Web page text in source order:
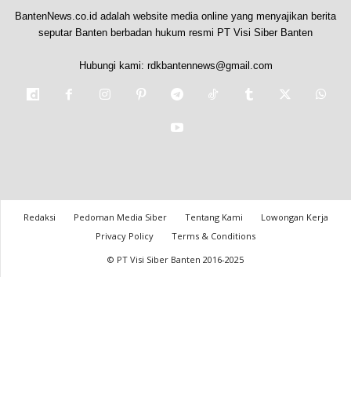
BantenNews.co.id adalah website media online yang menyajikan berita
seputar Banten berbadan hukum resmi PT Visi Siber Banten
Hubungi kami: rdkbantennews@gmail.com
Redaksi Pedoman Media Siber Tentang Kami
Lowongan Kerja
Privacy Policy
Terms & Conditions
© PT Visi Siber Banten 2016-2025